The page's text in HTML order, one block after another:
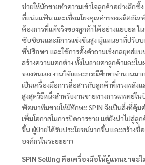
ช่วยให้นักขายทำความเข้าใจลูกค้าอย่างลึกซึ้
ที่แน่นแฟ้น และเชื่อมโยงคุณค่าของผลิตภัณฑ์
ต้องการที่แท้จริงของลูกค้าได้อย่างแยบยล ใ
ซับซ้อนและมีการแข่งขันสูง ผู้แทนยาที่ปรับ
ที่ปรึกษา และใช้การตั้งคำถามเชิงกลยุทธ์แบ
สร้างความแตกต่าง ทั้งในสายตาลูกค้าและใ
ของตนเอง งานวิจัยและกรณีศึกษาจำนวนมา
เป็นเครื่องมือการสื่อสารกับลูกค้าที่ทรงพลัง
สูงสุดวิธีหนึ่งสำหรับงานขายทางการแพทย์ใ
พัฒนาทีมขายให้มีทักษะ SPIN จึงเป็นสิ่งที่คุ้มค่
เพิ่มโอกาสในการปิดการขาย แต่ยังนำไปสู่ลู
ขึ้น ผู้ป่วยได้รับประโยชน์มากขึ้น และสร้างชื่อ
องค์กรในระยะยาว
SPIN Selling คือเครื่องมือให้ผู้แทนยาจะ